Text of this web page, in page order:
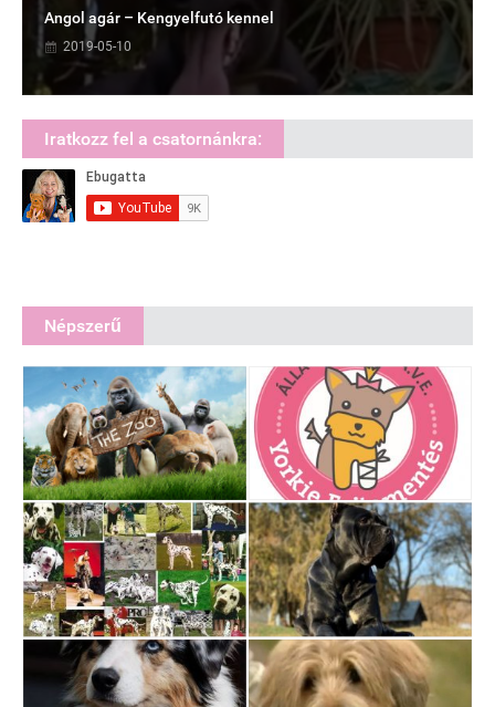
Angol agár – Kengyelfutó kennel
2019-05-10
Iratkozz fel a csatornánkra:
Népszerű